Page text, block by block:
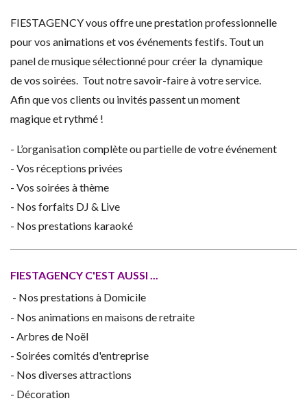
FIESTAGENCY vous offre une prestation professionnelle
pour vos animations et vos événements festifs. Tout un
panel de musique sélectionné pour créer la dynamique
de vos soirées. Tout notre savoir-faire à votre service.
Afin que vos clients ou invités passent un moment
magique et rythmé !
- L’organisation complète ou partielle de votre événement
- Vos réceptions privées
- Vos soirées à thème
- Nos forfaits DJ & Live
- Nos prestations karaoké
FIESTAGENCY C'EST AUSSI ...
- Nos prestations à Domicile
- Nos animations en maisons de retraite
- Arbres de Noël
- Soirées comités d'entreprise
- Nos diverses attractions
- Décoration